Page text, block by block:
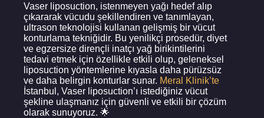
Vaser liposuction, istenmeyen yağı hedef alıp
çıkararak vücudu şekillendiren ve tanımlayan,
ultrason teknolojisi kullanan gelişmiş bir vücut
konturlama tekniğidir. Bu yenilikçi prosedür, diyet
ve egzersize dirençli inatçı yağ birikintilerini
tedavi etmek için özellikle etkili olup, geleneksel
liposuction yöntemlerine kıyasla daha pürüzsüz
ve daha belirgin konturlar sunar. Meral Klinik’te
İstanbul, Vaser liposuction’ı istediğiniz vücut
şekline ulaşmanız için güvenli ve etkili bir çözüm
olarak sunuyoruz. 🌟